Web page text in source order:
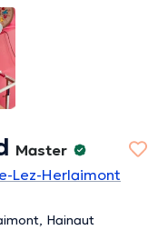
Master
Lez-Herlaimont
Hainaut